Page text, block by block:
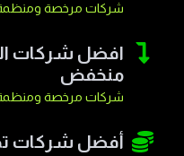
شركات مرخصة
افضل شركات
منخفض
شركات مرخصة
أفضل شركات